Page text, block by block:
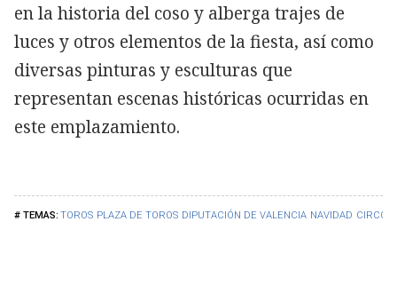
TOROS PLAZA DE TOROS DIPUTACIÓN DE VALENCIA NAVIDAD CIRCO
en la historia del coso y alberga trajes de
luces y otros elementos de la fiesta, así como
diversas pinturas y esculturas que
representan escenas históricas ocurridas en
este emplazamiento.